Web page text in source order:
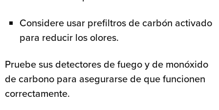
Considere usar prefiltros de carbón activado
para reducir los olores.
Pruebe sus detectores de fuego y de monóxido
de carbono para asegurarse de que funcionen
correctamente.